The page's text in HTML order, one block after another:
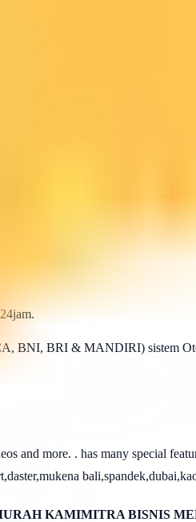
GRATIS.
BNI, BRI & MANDIRI) sistem
and more. . has many special
KAMIMITRA BISNIS